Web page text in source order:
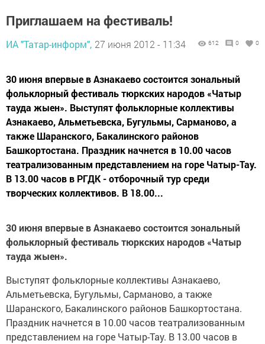
Приглашаем на фестиваль!
ИА "Татар-информ", 27 июня 2012 - 11:34 612 0 0
30 июня впервые в Азнакаево состоится зональный
фольклорный фестиваль тюркских народов «Чатыр
тауда жыен». Выступят фольклорные коллективы
Азнакаево, Альметьевска, Бугульмы, Сарманово, а
также Шаранского, Бакалинского районов
Башкортостана. Праздник начнется в 10.00 часов
театрализованным представлением на горе Чатыр-Тау.
В 13.00 часов в РГДК - отборочный тур среди
творческих коллективов. В 18.00...
30 июня впервые в Азнакаево состоится зональный
фольклорный фестиваль тюркских народов «Чатыр
тауда жыен».
Выступят фольклорные коллективы Азнакаево,
Альметьевска, Бугульмы, Сарманово, а также
Шаранского, Бакалинского районов Башкортостана.
Праздник начнется в 10.00 часов театрализованным
представлением на горе Чатыр-Тау. В 13.00 часов в